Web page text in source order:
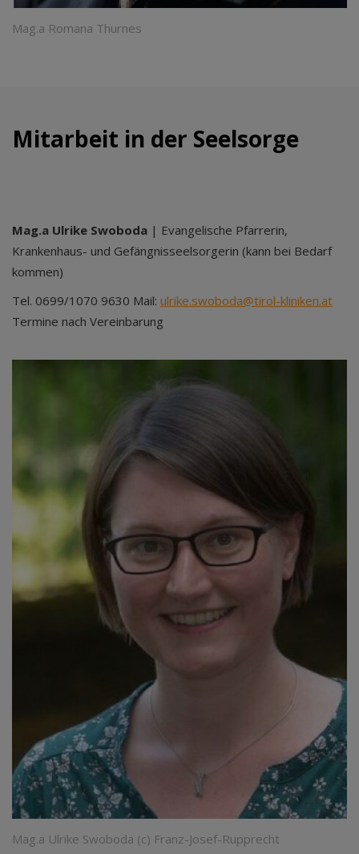
Mag.a Romana Thurnes
Mitarbeit in der Seelsorge
Mag.a Ulrike Swoboda | Evangelische Pfarrerin,
Krankenhaus- und Gefängnisseelsorgerin (kann bei Bedarf
kommen)
Tel. 0699/1070 9630 Mail: ulrike.swoboda@tirol-kliniken.at
Termine nach Vereinbarung
Mag.a Ulrike Swoboda (c) Franz-Josef-Rupprecht